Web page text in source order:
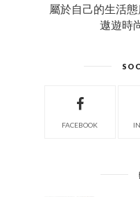
屬於自己的生活
遨遊時
FACEBOOK